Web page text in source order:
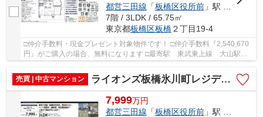
都営三田線 「板橋区役所前」駅 徒歩8分
7階 / 3LDK / 65.75㎡
東京都板橋区板橋２丁目19-4
□仲介手数料・現金プレゼント対象物件です！ □仲介手数料『2,540,670
円』がご購入の場合、無料になります □最寄駅 東武東上線 大山駅
徒歩約7分 □リフォーム物件 □東武東上線「大山...
売買 | 中古マンション
ライオンズ板橋氷川町レジデンス 仲介手数料無料＋40万円現金プレゼント中
7,999万円
都営三田線 「板橋区役所前」駅 徒歩8分